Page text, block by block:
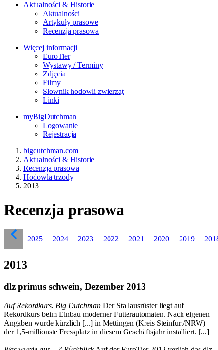
Aktualności & Historie
Aktualności
Artykuły prasowe
Recenzja prasowa
Więcej informacji
EuroTier
Wystawy / Terminy
Zdjęcia
Filmy
Słownik hodowli zwierząt
Linki
myBigDutchman
Logowanie
Rejestracja
bigdutchman.com
Aktualności & Historie
Recenzja prasowa
Hodowla trzody
2013
Recenzja prasowa
2025 2024 2023 2022 2021 2020 2019
2013
dlz primus schwein, Dezember 2013
Auf Rekordkurs. Big Dutchman Der Stallausrüster liegt auf
Rekordkurs beim Einbau moderner Futterautomaten. Nach eigenen
Angaben wurde kürzlich [...] in Mettingen (Kreis Steinfurt/NRW)
der 1,5-millionste Fressplatz in diesem Geschäftsjahr installiert. [...]